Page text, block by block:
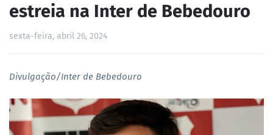
estreia na Inter de Bebedouro
sexta-feira, abril 26, 2024
Divulgação/Inter de Bebedouro